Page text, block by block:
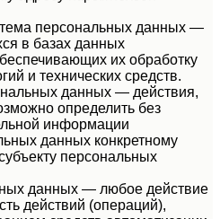
персональных данных —
в базах данных
их обработку
и технических средств.
данных — действия,
определить без
информации
данных конкретному
персональных
данных — любое действие
действий (операций),